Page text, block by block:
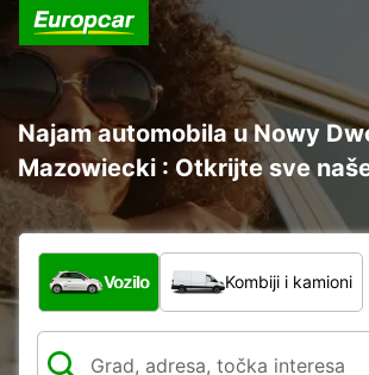
Najam automobila u Nowy
Mazowiecki : Otkrijte sve
Koja vrsta vozila?
Vozilo Kombiji i kamioni